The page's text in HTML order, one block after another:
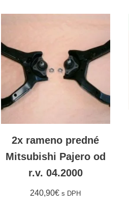
2x rameno predné
Mitsubishi Pajero od
r.v. 04.2000
240,90€ s DPH